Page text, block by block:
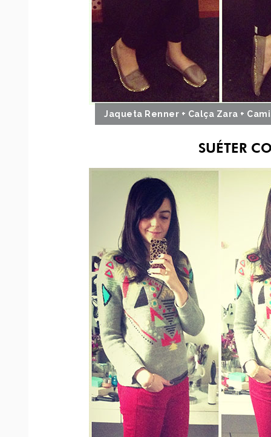
Jaqueta Renner + Calça Zara +
SUÉTER